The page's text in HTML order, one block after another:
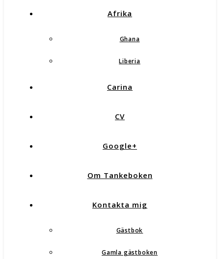
Afrika
Ghana
Liberia
Carina
CV
Google+
Om Tankeboken
Kontakta mig
Gästbok
Gamla gästboken